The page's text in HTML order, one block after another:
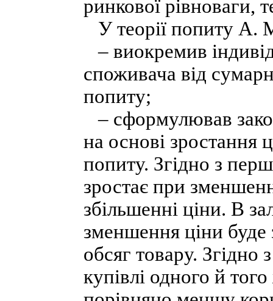
ринкової рівноваги,
У теорії попиту А.
– виокремив
споживача від
попиту;
– сформулював
на основі зростання
попиту. Згідно з
зростає при
збільшенні ціни. В
зменшення ціни
обсяг товару.
купівлі одного й